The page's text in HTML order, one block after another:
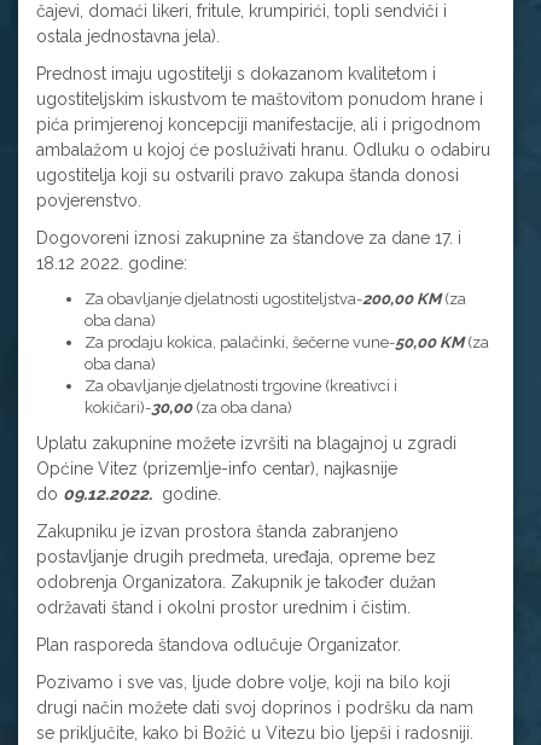
čajevi, domaći likeri, fritule, krumpirići, topli sendviči i
ostala jednostavna jela).
Prednost imaju ugostitelji s dokazanom kvalitetom i
ugostiteljskim iskustvom te maštovitom ponudom hrane i
pića primjerenoj koncepciji manifestacije, ali i prigodnom
ambalažom u kojoj će posluživati hranu. Odluku o odabiru
ugostitelja koji su ostvarili pravo zakupa štanda donosi
povjerenstvo.
Dogovoreni iznosi zakupnine za štandove za dane 17. i
18.12 2022. godine:
Za obavljanje djelatnosti ugostiteljstva-200,00 KM(za
oba dana)
Za prodaju kokica, palačinki, šečerne vune-50,00 KM(za
oba dana)
Za obavljanje djelatnosti trgovine (kreativci i
kokičari)-30,00(za oba dana)
Uplatu zakupnine možete izvršiti na blagajnoj u zgradi
Općine Vitez (prizemlje-info centar), najkasnije
do 09.12.2022. godine.
Zakupniku je izvan prostora štanda zabranjeno
postavljanje drugih predmeta, uređaja, opreme bez
odobrenja Organizatora. Zakupnik je također dužan
održavati štand i okolni prostor urednim i čistim.
Plan rasporeda štandova odlučuje Organizator.
Pozivamo i sve vas, ljude dobre volje, koji na bilo koji
drugi način možete dati svoj doprinos i podršku da nam
se priključite, kako bi Božić u Vitezu bio ljepši i radosniji.